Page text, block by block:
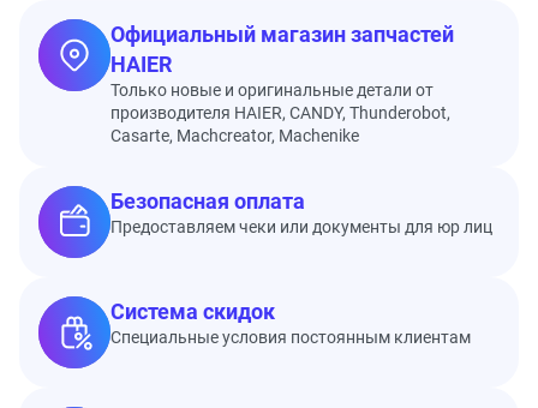
Официальный магазин запчастей
HAIER
Только новые и оригинальные детали от
производителя HAIER, CANDY, Thunderobot,
Casarte, Machcreator, Machenike
Безопасная оплата
Предоставляем чеки или документы для юр лиц
Система скидок
Специальные условия постоянным клиентам